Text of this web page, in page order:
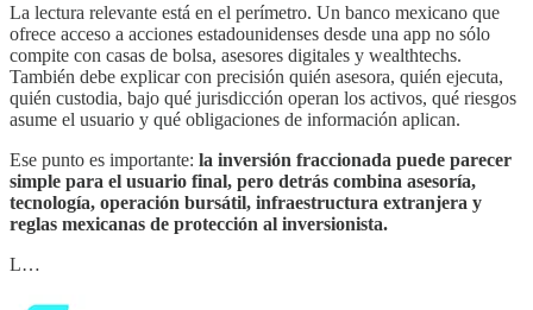
La lectura relevante está en el perímetro. Un banco mexicano que
ofrece acceso a acciones estadounidenses desde una app no sólo
compite con casas de bolsa, asesores digitales y wealthtechs.
También debe explicar con precisión quién asesora, quién ejecuta,
quién custodia, bajo qué jurisdicción operan los activos, qué riesgos
asume el usuario y qué obligaciones de información aplican.
Ese punto es importante: la inversión fraccionada puede parecer
simple para el usuario final, pero detrás combina asesoría,
tecnología, operación bursátil, infraestructura extranjera y
reglas mexicanas de protección al inversionista.
L…